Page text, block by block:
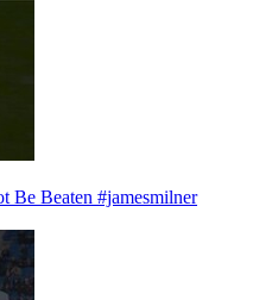
Be Beaten #jamesmilner